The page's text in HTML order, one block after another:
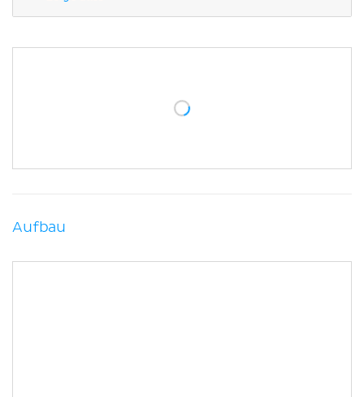
der distalen Fußwurzelreihe
Aufbau